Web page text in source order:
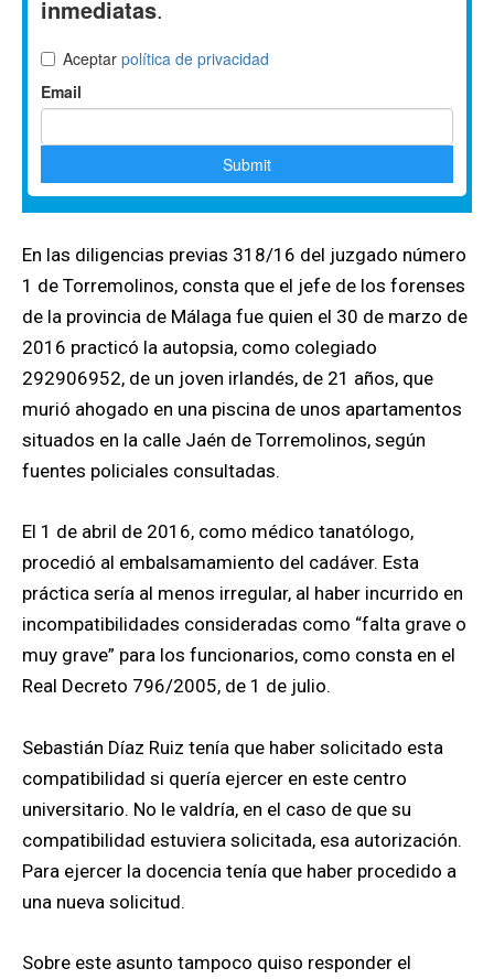
En las diligencias previas 318/16 del juzgado número
1 de Torremolinos, consta que el jefe de los forenses
de la provincia de Málaga fue quien el 30 de marzo de
2016 practicó la autopsia, como colegiado
292906952, de un joven irlandés, de 21 años, que
murió ahogado en una piscina de unos apartamentos
situados en la calle Jaén de Torremolinos, según
fuentes policiales consultadas.
El 1 de abril de 2016, como médico tanatólogo,
procedió al embalsamamiento del cadáver. Esta
práctica sería al menos irregular, al haber incurrido en
incompatibilidades consideradas como “falta grave o
muy grave” para los funcionarios, como consta en el
Real Decreto 796/2005, de 1 de julio.
Sebastián Díaz Ruiz tenía que haber solicitado esta
compatibilidad si quería ejercer en este centro
universitario. No le valdría, en el caso de que su
compatibilidad estuviera solicitada, esa autorización.
Para ejercer la docencia tenía que haber procedido a
una nueva solicitud.
Sobre este asunto tampoco quiso responder el